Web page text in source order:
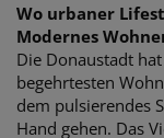
Wo urbaner
Modernes
Die Donaustadt
begehrtesten
dem pulsierendes
Hand gehen. Das